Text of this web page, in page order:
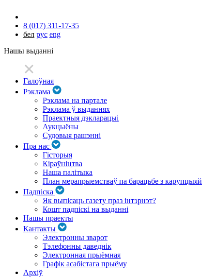
8 (017) 311-17-35
бел рус eng
Нашы выданні
Галоўная
Рэклама
Рэклама на партале
Рэклама ў выданнях
Праектныя дэкларацыі
Аукцыёны
Судовыя рашэнні
Пра нас
Гісторыя
Кіраўніцтва
Наша палітыка
План мерапрыемстваў па барацьбе з карупцыяй
Падпіска
Як выпісаць газету праз інтэрнэт?
Кошт падпіскі на выданні
Нашы праекты
Кантакты
Электронны зварот
Тэлефонны даведнік
Электронная прыёмная
Графік асабістага прыёму
Архіў